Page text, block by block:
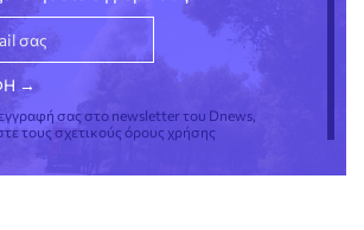
σας στο newsletter του Dnews,
τους σχετικούς όρους χρήσης